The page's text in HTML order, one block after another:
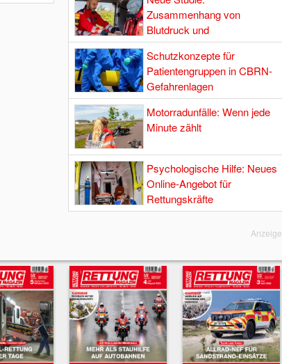
Zusammenhang von
Blutdruck und
Hirndurchblutung
Schutzkonzepte für
Patientengruppen in CBRN-
Gefahrenlagen
Motorradunfälle: Wenn jede
Minute zählt
Psychologische Hilfe: Neues
Online-Angebot für
Rettungskräfte
Anzeige